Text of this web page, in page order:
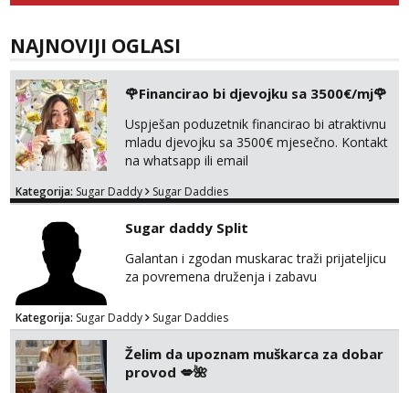
Anđela
Tel:064/677-677
Lucija
Razgovaram :)
Tel: 064/677-677- Kod: #136
tel:0,93€ - mob:1,12€ min
Razgovaram :)
Tel:064/677-677 - Kod: #69
tel:0,93€ - mob:1,12€ min
Marta
Tel:064/677-677- Kod: #53
NAJNOVIJI OGLASI
🌹Financirao bi djevojku sa 3500€/mj🌹
Uspješan poduzetnik financirao bi atraktivnu
mladu djevojku sa 3500€ mjesečno. Kontakt
na whatsapp ili email
Kategorija: Sugar Daddy Sugar Daddies
Sugar daddy Split
Galantan i zgodan muskarac traži prijateljicu
za povremena druženja i zabavu
Kategorija: Sugar Daddy Sugar Daddies
Želim da upoznam muškarca za dobar
provod 💋🌺